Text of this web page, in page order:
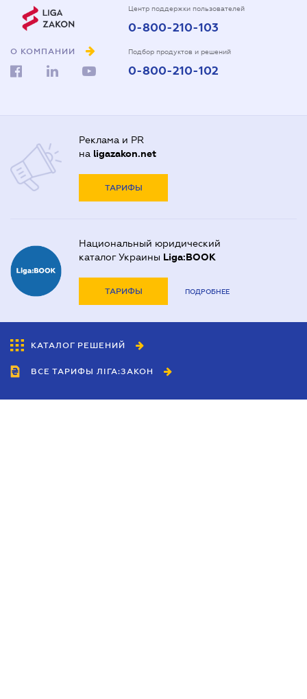
О КОМПАНИИ
Центр поддержки пользователей
0-800-210-103
Подбор продуктов и решений
0-800-210-102
Реклама и PR
на ligazakon.net
ТАРИФЫ
Национальный юридический
каталог Украины Liga:BOOK
ТАРИФЫ ПОДРОБНЕЕ
КАТАЛОГ РЕШЕНИЙ
ВСЕ ТАРИФЫ ЛІГА:ЗАКОН